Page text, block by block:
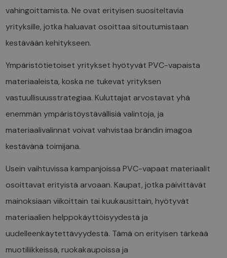
vahingoittamista. Ne ovat erityisen suositeltavia
yrityksille, jotka haluavat osoittaa sitoutumistaan
kestävään kehitykseen.
Ympäristötietoiset yritykset hyötyvät PVC-vapaista
materiaaleista, koska ne tukevat yrityksen
vastuullisuusstrategiaa. Kuluttajat arvostavat yhä
enemmän ympäristöystävällisiä valintoja, ja
materiaalivalinnat voivat vahvistaa brändin imagoa
kestävänä toimijana.
Usein vaihtuvissa kampanjoissa PVC-vapaat materiaalit
osoittavat erityistä arvoaan. Kaupat, jotka päivittävät
mainoksiaan viikoittain tai kuukausittain, hyötyvät
materiaalien helppokäyttöisyydestä ja
uudelleenkäytettävyydestä. Tämä on erityisen tärkeää
muotiliikkeissä, ruokakaupoissa ja